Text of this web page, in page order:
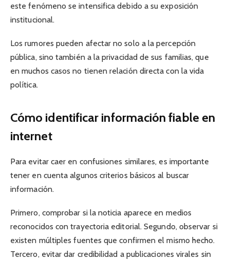
este fenómeno se intensifica debido a su exposición
institucional.
Los rumores pueden afectar no solo a la percepción
pública, sino también a la privacidad de sus familias, que
en muchos casos no tienen relación directa con la vida
política.
Cómo identificar información fiable en
internet
Para evitar caer en confusiones similares, es importante
tener en cuenta algunos criterios básicos al buscar
información.
Primero, comprobar si la noticia aparece en medios
reconocidos con trayectoria editorial. Segundo, observar si
existen múltiples fuentes que confirmen el mismo hecho.
Tercero, evitar dar credibilidad a publicaciones virales sin